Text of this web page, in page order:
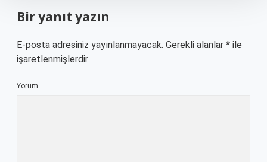
Bir yanıt yazın
E-posta adresiniz yayınlanmayacak. Gerekli alanlar * ile
işaretlenmişlerdir
Yorum